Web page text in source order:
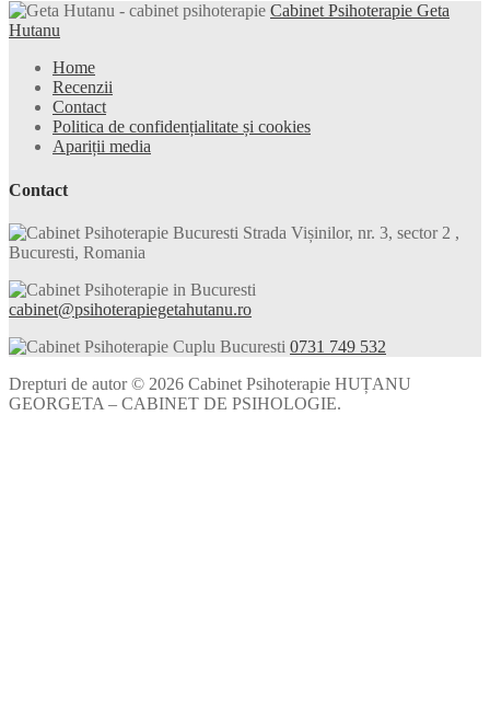
Cabinet Psihoterapie Geta
Hutanu
Home
Recenzii
Contact
Politica de confidențialitate și cookies
Apariții media
Contact
Strada Vișinilor, nr. 3, sector 2 ,
Bucuresti, Romania
cabinet@psihoterapiegetahutanu.ro
0731 749 532
Drepturi de autor © 2026 Cabinet Psihoterapie HUȚANU
GEORGETA – CABINET DE PSIHOLOGIE.